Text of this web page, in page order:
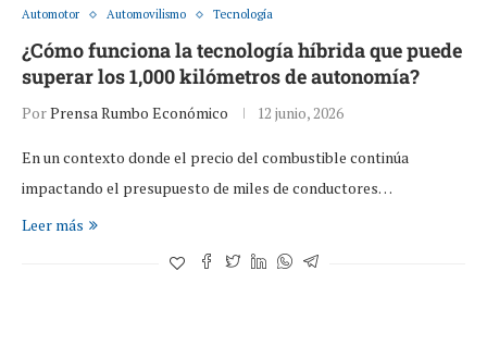
Automotor Automovilismo Tecnología
¿Cómo funciona la tecnología híbrida que puede
superar los 1,000 kilómetros de autonomía?
PorPrensa Rumbo Económico 12 junio, 2026
En un contexto donde el precio del combustible continúa
impactando el presupuesto de miles de conductores…
Leer más